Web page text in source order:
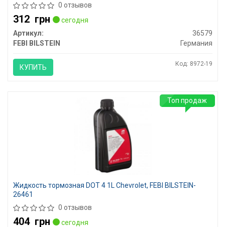
0 отзывов
312 грн
сегодня
Артикул:
36579
FEBI BILSTEIN
Германия
КУПИТЬ Код: 8972-19
Жидкость тормозная DOT 4 1L Chevrolet, FEBI BILSTEIN-
26461
0 отзывов
404 грн сегодня
Топ продаж